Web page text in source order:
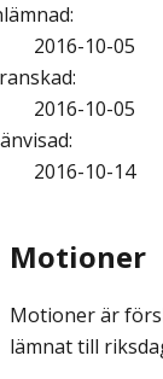
:
2016-10-05
:
2016-10-05
:
2016-10-14
Motioner
Motioner är
lämnat till